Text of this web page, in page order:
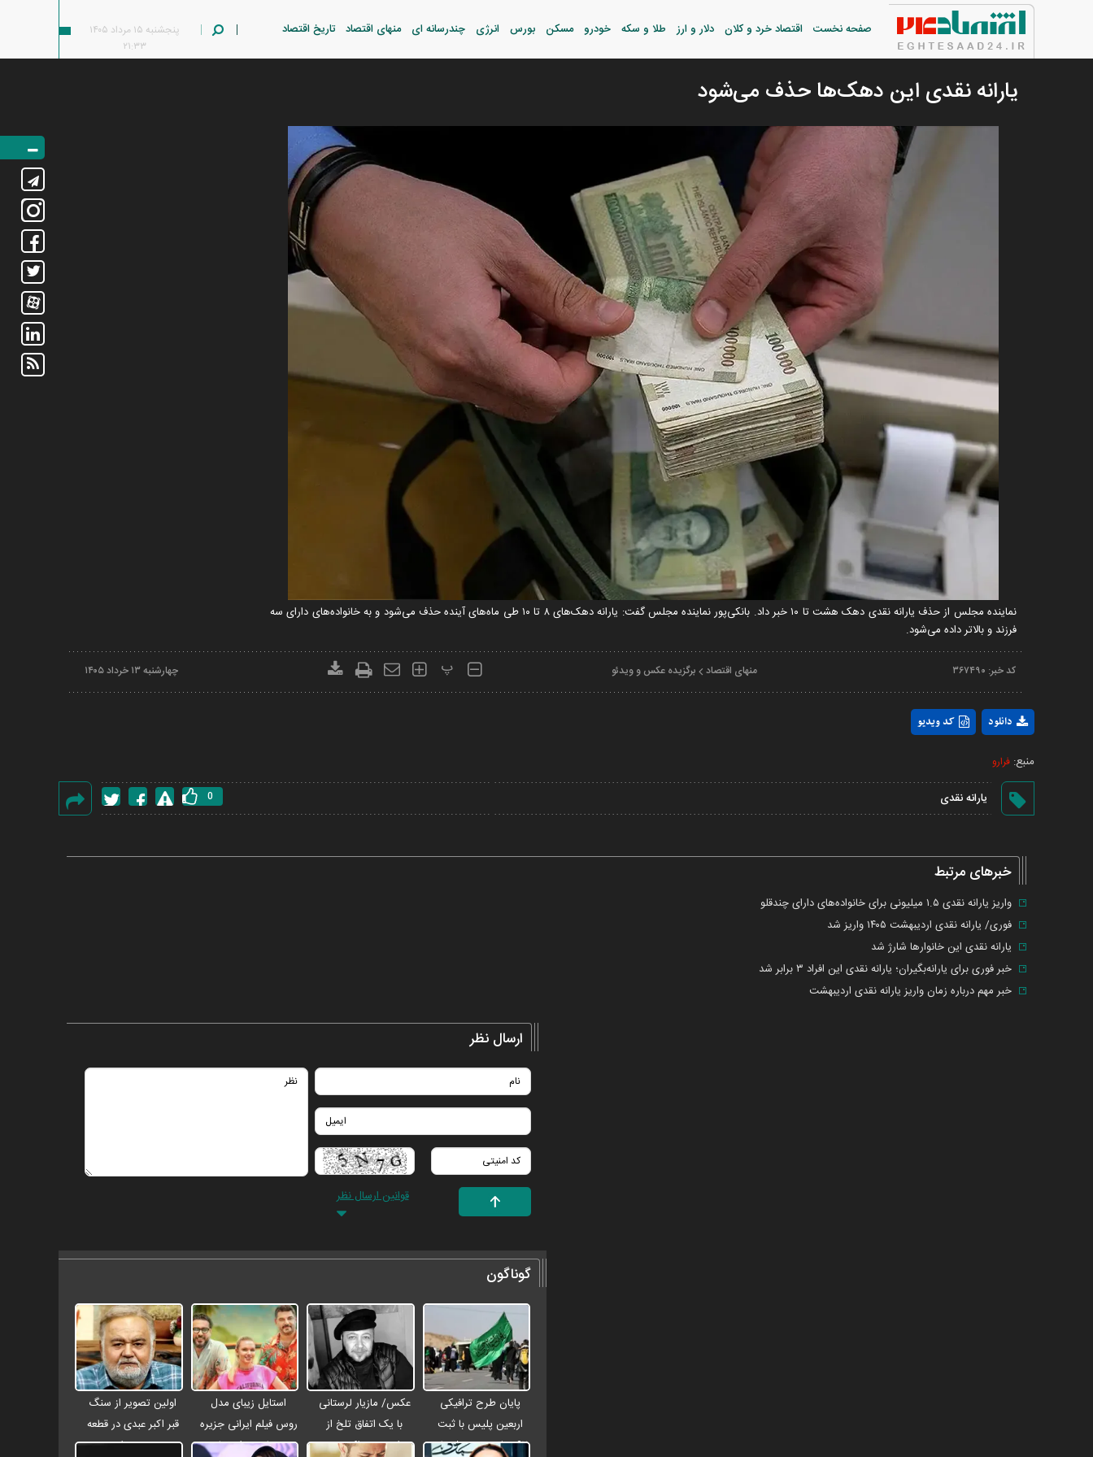
صفحه نخست اقتصاد خرد و کلان دلار و ارز طلا و سکه خودرو مسکن بورس انرژی چندرسانه ای منهای اقتصاد تاریخ اقتصاد
پنجشنبه ۱۵ مرداد ۱۴۰۵
۲۱:۳۳
یارانه نقدی این دهک‌ها حذف می‌شود
نماینده مجلس از حذف یارانه نقدی دهک هشت تا ۱۰ خبر داد. بانکی‌پور نماینده مجلس گفت: یارانه دهک‌های ۸ تا ۱۰ طی ماه‌های آینده حذف می‌شود و به خانواده‌های دارای سه
فرزند و بالاتر داده می‌شود.
کد خبر: ۳۶۷۴۹۰ منهای اقتصاد برگزیده عکس و ویدئو پ چهارشنبه ۱۳ خرداد ۱۴۰۵
کد ویدیو دانلود
منبع: فرارو
یارانه نقدی
گزارش
0
خبرهای مرتبط
واریز یارانه نقدی ۱.۵ میلیونی برای خانواده‌های دارای چندقلو
فوری/ یارانه نقدی اردیبهشت ۱۴۰۵ واریز شد
یارانه نقدی این خانوار‌ها شارژ شد
خبر فوری برای یارانه‌بگیران؛ یارانه نقدی این افراد ۳ برابر شد
خبر مهم درباره زمان واریز یارانه نقدی اردیبهشت
ارسال نظر
قوانین ارسال نظر
گوناگون
پایان طرح ترافیکی
اربعین پلیس با ثبت
۶۷ میلیون تردد / جان
عکس/ مازیار لرستانی
با یک اتفاق تلخ از
مراسم ختم اکبر عبدی
استایل زیبای مدل
روس فیلم ایرانی جزیره
جیمز باند در اصفهان +
اولین تصویر از سنگ
قبر اکبر عبدی در قطعه
هنرمندان